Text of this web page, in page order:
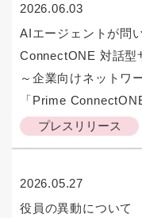
2026.06.03
プレスリリース
AIエージェントが問
ConnectONE 対話型
～企業向けネットワ
「Prime
2026.05.27
役員の異動について